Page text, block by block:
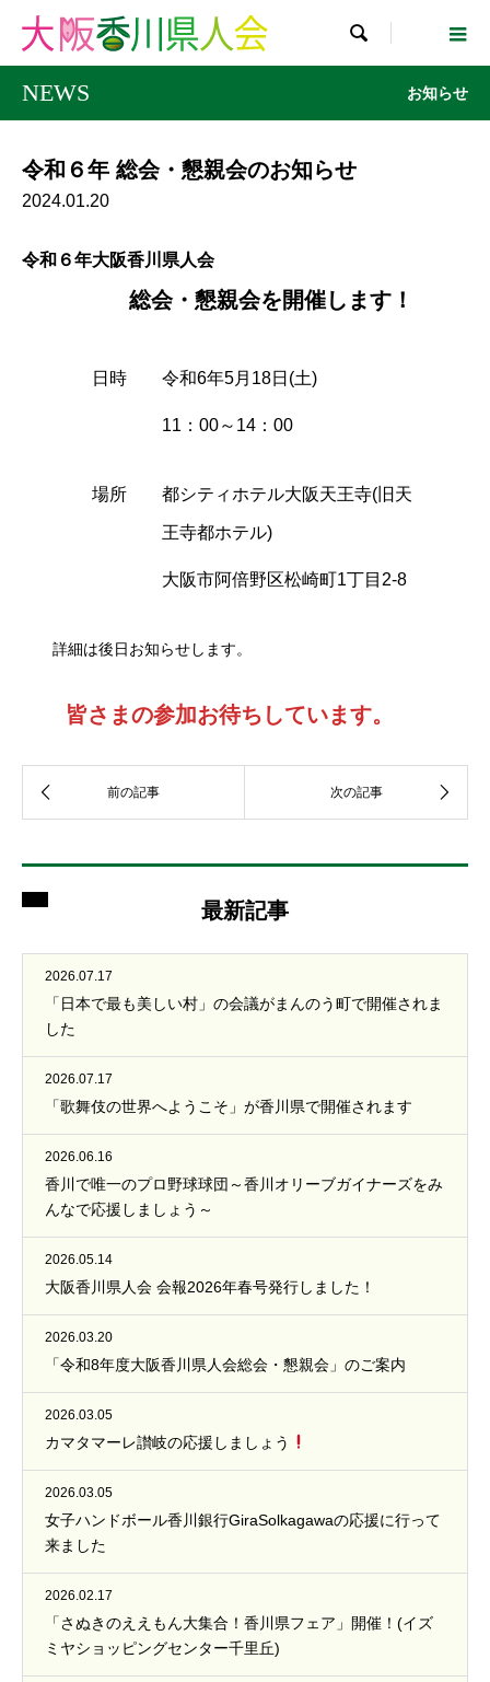

NEWS お知らせ
令和６年 総会・懇親会のお知らせ
2024.01.20
令和６年大阪香川県人会
総会・懇親会を開催します！
日時 令和6年5月18日(土)
11：00～14：00
場所 都シティホテル大阪天王寺(旧天
王寺都ホテル)
大阪市阿倍野区松崎町1丁目2-8
詳細は後日お知らせします。
皆さまの参加お待ちしています。
最新記事
2026.07.17
「日本で最も美しい村」の会議がまんのう町で開催されま
した
2026.07.17
「歌舞伎の世界へようこそ」が香川県で開催されます
2026.06.16
香川で唯一のプロ野球球団～香川オリーブガイナーズをみ
んなで応援しましょう～
2026.05.14
大阪香川県人会 会報2026年春号発行しました！
2026.03.20
「令和8年度大阪香川県人会総会・懇親会」のご案内
2026.03.05
カマタマーレ讃岐の応援しましょう
2026.03.05
女子ハンドボール香川銀行GiraSolkagawaの応援に行って
来ました
2026.02.17
「さぬきのええもん大集合！香川県フェア」開催！(イズ
ミヤショッピングセンター千里丘)